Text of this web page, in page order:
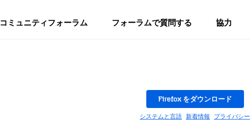
コミュニティフォーラム フォーラムで質問する 協力
Firefox をダウンロード
システムと言語 新着情報 プライバシー